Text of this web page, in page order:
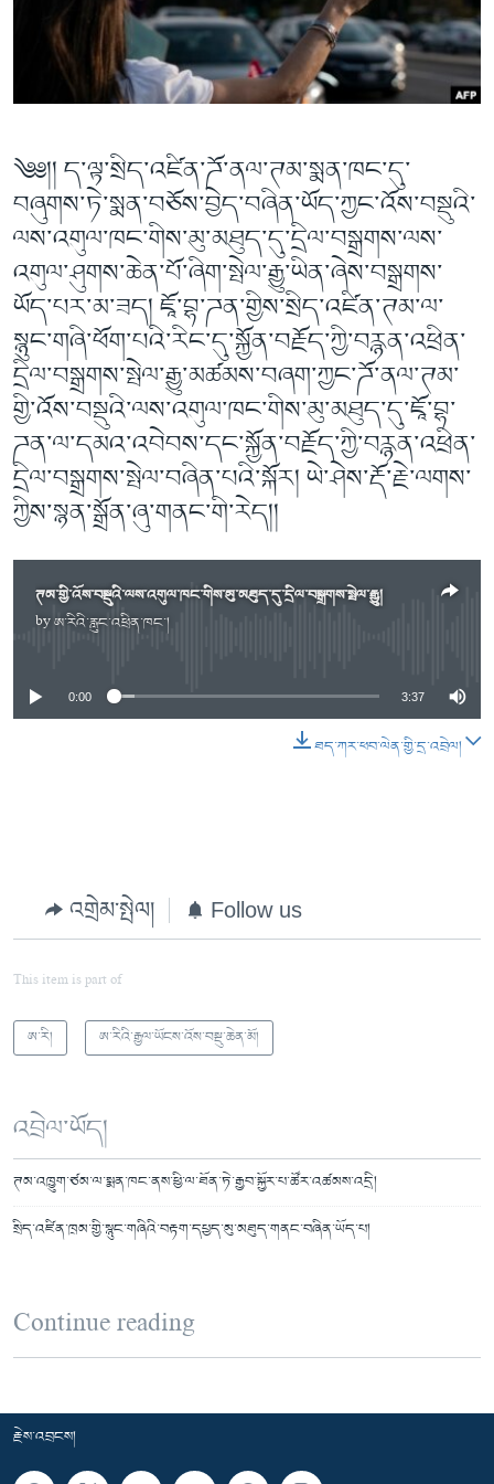
བསྐྱོད།
དྲ་བརྙན་གསར་འགྱུར།
ཁ་བའི་མི་སྣ།
བུད་མེད་ལེ་ཚན།
ཆབ་སྲིད་བཙོན་པ་ངོ་སྤྲོད།
བགྲོ་གླེང་མདུན་ལྕོག
བསྐྱར་ཞིབ།
པོ་ཊི་ཁ་སི།
ཕ་ཡུལ་གླེང་སྟེགས།
ཆོས་རིག་ལེ་ཚན།
གཞོན་སྐྱེས་དང་ཤེས་ཡོན།
འཕྲོད་བསྟེན་དང་དོན་ལྡན་གྱི་མི་ཚེ།
གངས་རིའི་བྲག་ཅ།
བུད་མེད།
སོ་ཡ་ལ། བོད་ཀྱི་གླུ་གཞས།
Learning English
རྗེས་འབྲངས།
སྐད་ཡིག
༄༅།། ད་ལྟ་སྲིད་འཛིན་ཌོ་ནལ་ཊམ་སྨན་ཁང་དུ་
བཞུགས་ཏེ་སྨན་བཅོས་བྱེད་བཞིན་ཡོད་ཀྱང་འོས་བསྡུའི་
ལས་འགུལ་ཁང་གིས་མུ་མཐུད་དུ་དྲིལ་བསྒྲགས་ལས་
འགུལ་ཤུགས་ཆེན་པོ་ཞིག་སྤེལ་རྒྱུ་ཡིན་ཞེས་བསྒྲགས་
ཡོད་པར་མ་ཟད། ཇཱོ་བྷ་ཌན་གྱིས་སྲིད་འཛིན་ཊམ་ལ་
སྙུང་གཞི་ཕོག་པའི་རིང་དུ་སྐྱོན་བརྗོད་ཀྱི་བརྙན་འཕྲིན་
དྲིལ་བསྒྲགས་སྤེལ་རྒྱུ་མཚམས་བཞག་ཀྱང་ཌོ་ནལ་ཊམ་
གྱི་འོས་བསྡུའི་ལས་འགུལ་ཁང་གིས་མུ་མཐུད་དུ་ཇཱོ་བྷ་
ཌན་ལ་དམའ་འབེབས་དང་སྐྱོན་བརྗོད་ཀྱི་བརྙན་འཕྲིན་
དྲིལ་བསྒྲགས་སྤེལ་བཞིན་པའི་སྐོར། ཡེ་ཤེས་རྡོ་རྗེ་ལགས་
ཀྱིས་སྙན་སྒྲོན་ཞུ་གནང་གི་རེད།།
ཊམ་གྱི་འོས་བསྡུའི་ལས་འགུལ་ཁང་གིས་མུ་མཐུད་དུ་དྲིལ་བསྒྲགས་སྤེལ་རྒྱུ།
byཨ་རིའི་རླུང་འཕྲིན་ཁང་།No media source currently available
0:00 3:37
ཐད་ཀར་ཕབ་ལེན་གྱི་དྲ་འབྲེལ།
འགྲེམ་སྤེལ། Follow us
This item is part of
ཨ་རི། ཨ་རིའི་རྒྱལ་ཡོངས་འོས་བསྡུ་ཆེན་མོ།
འབྲེལ་ཡོད།
ཊམ་འཁྱུག་ཙམ་ལ་སྨན་ཁང་ནས་ཕྱི་ལ་ཐོན་ཏེ་རྒྱབ་སྐྱོར་པ་ཚོར་འཚམས་འདྲི།
སྲིད་འཛིན་ཁྲམ་གྱི་སྙུང་གཞིའི་བརྟག་དཔྱད་མུ་མཐུད་གནང་བཞིན་ཡོད་པ།
Continue reading
རྗེས་འབྲངས།